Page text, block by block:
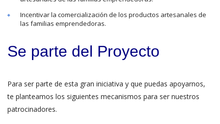
Incentivar la comercialización de los productos artesanales de
las familias emprendedoras.
Se parte del Proyecto
Para ser parte de esta gran iniciativa y que puedas apoyarnos,
te planteamos los siguientes mecanismos para ser nuestros
patrocinadores.